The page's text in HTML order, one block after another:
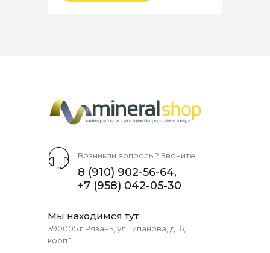
Возникли вопросы? Звоните!
8 (910) 902-56-64,
+7 (958) 042-05-30
Мы находимся тут
390005 г.Рязань, ул.Типанова, д.16,
корп.1